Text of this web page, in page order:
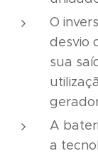
O
desvio
sua
A
a